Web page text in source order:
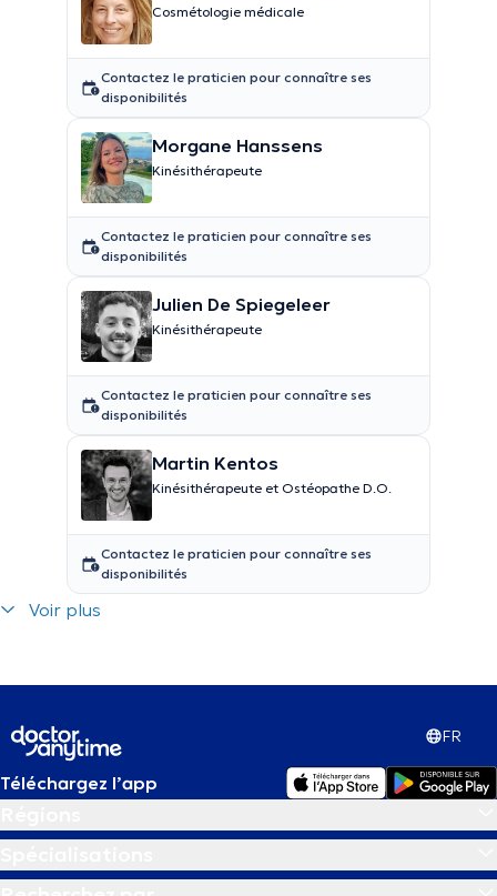
Cosmétologie médicale
Contactez le praticien pour connaître ses
disponibilités
Morgane Hanssens
Kinésithérapeute
Contactez le praticien pour connaître ses
disponibilités
Julien De Spiegeleer
Kinésithérapeute
Contactez le praticien pour connaître ses
disponibilités
Martin Kentos
Kinésithérapeute et Ostéopathe D.O.
Contactez le praticien pour connaître ses
disponibilités
Voir plus
FR
Téléchargez l’app